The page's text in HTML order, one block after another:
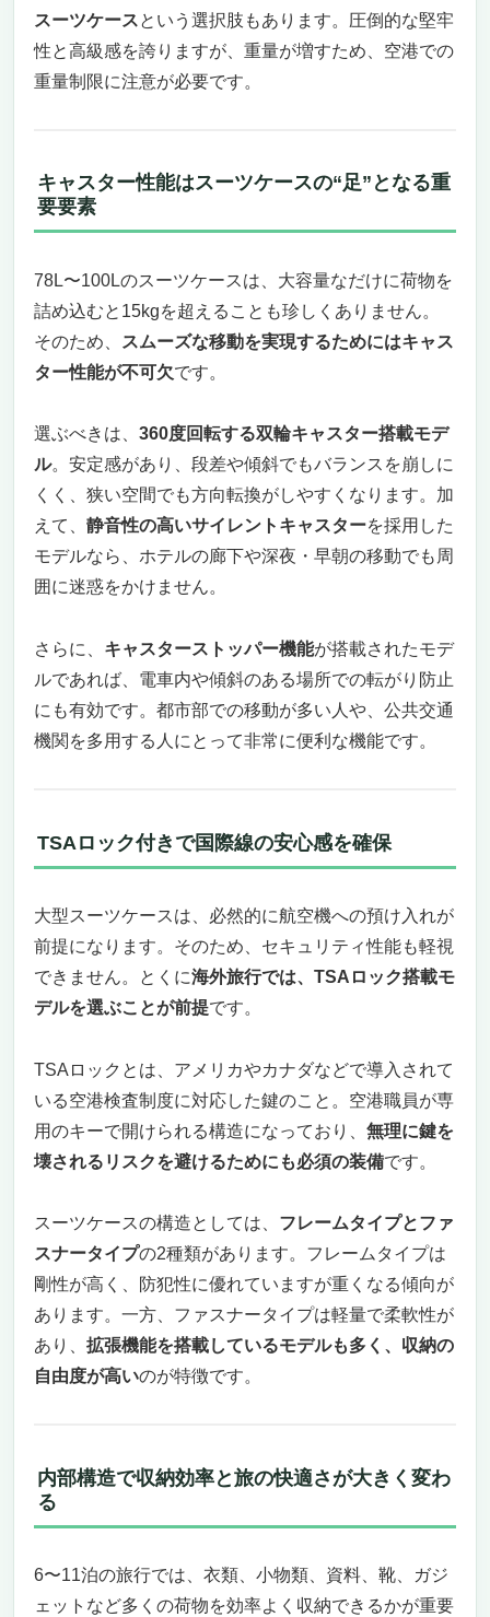
スーツケースという選択肢もあります。圧倒的な堅牢
性と高級感を誇りますが、重量が増すため、空港での
重量制限に注意が必要です。
キャスター性能はスーツケースの“足”となる重
要要素
78L〜100Lのスーツケースは、大容量なだけに荷物を
詰め込むと15kgを超えることも珍しくありません。
そのため、
スムーズな移動を実現するためにはキャス
ター性能が不可欠です。
選ぶべきは、 360度回転する双輪キャスター搭載モデ
ル。安定感があり、段差や傾斜でもバランスを崩しに
くく、狭い空間でも方向転換がしやすくなります。加
えて、 静音性の高いサイレントキャスターを採用した
モデルなら、ホテルの廊下や深夜・早朝の移動でも周
囲に迷惑をかけません。
さらに、 キャスターストッパー機能が搭載されたモデ
ルであれば、電車内や傾斜のある場所での転がり防止
にも有効です。都市部での移動が多い人や、公共交通
機関を多用する人にとって非常に便利な機能です。
TSAロック付きで国際線の安心感を確保
大型スーツケースは、必然的に航空機への預け入れが
前提になります。そのため、セキュリティ性能も軽視
できません。とくに海外旅行では、TSAロック搭載モ
デルを選ぶことが前提です。
TSAロックとは、アメリカやカナダなどで導入されて
いる空港検査制度に対応した鍵のこと。空港職員が専
用のキーで開けられる構造になっており、 無理に鍵を
壊されるリスクを避けるためにも必須の装備です。
スーツケースの構造としては、 フレームタイプとファ
スナータイプの2種類があります。フレームタイプは
剛性が高く、防犯性に優れていますが重くなる傾向が
あります。一方、ファスナータイプは軽量で柔軟性が
あり、 拡張機能を搭載しているモデルも多く、収納の
自由度が高いのが特徴です。
内部構造で収納効率と旅の快適さが大きく変わ
る
6〜11泊の旅行では、衣類、小物類、資料、靴、ガジ
ェットなど多くの荷物を効率よく収納できるかが重要